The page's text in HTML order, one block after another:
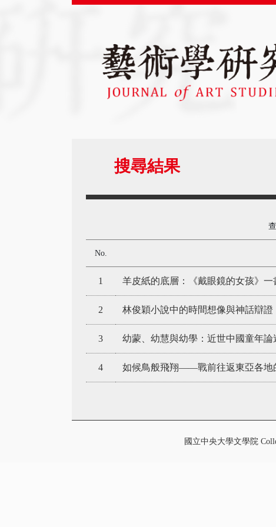
搜尋結果
No.
1 羊皮紙的底層：《戴眼鏡的女孩》一
2 林俊穎小說中的時間想像與神話辯證
3 幼蒙、幼慧與幼學：近世中國童年論
4 如候鳥般飛翔——戰前往返東亞各地
國立中央大學文學院